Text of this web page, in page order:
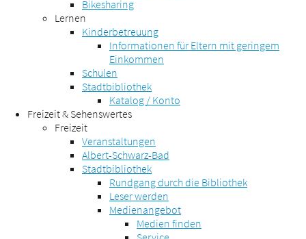
Bikesharing
Lernen
Kinderbetreuung
Informationen für Eltern mit geringem
Einkommen
Schulen
Stadtbibliothek
Katalog / Konto
Freizeit & Sehenswertes
Freizeit
Veranstaltungen
Albert-Schwarz-Bad
Stadtbibliothek
Rundgang durch die Bibliothek
Leser werden
Medienangebot
Medien finden